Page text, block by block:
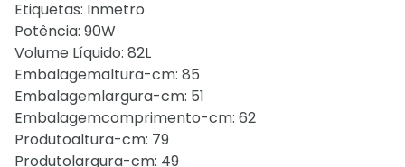
Etiquetas: Inmetro
Potência: 90W
Volume Líquido: 82L
Embalagemaltura-cm: 85
Embalagemlargura-cm: 51
Embalagemcomprimento-cm: 62
Produtoaltura-cm: 79
Produtolargura-cm: 49